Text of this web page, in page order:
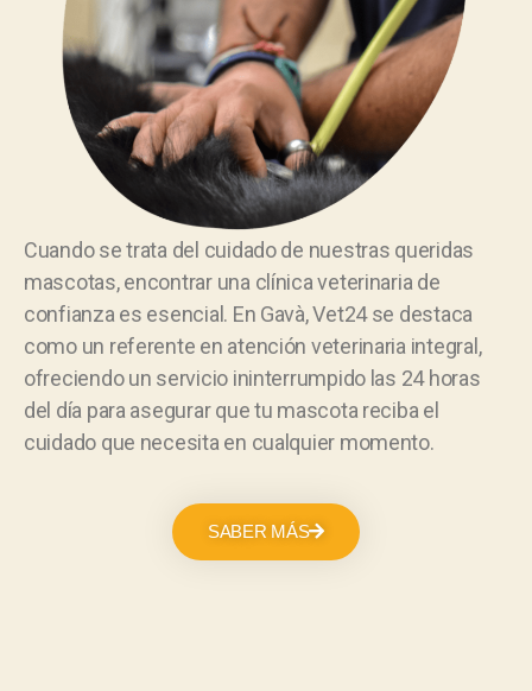
Cuando se trata del cuidado de nuestras queridas
mascotas, encontrar una clínica veterinaria de
confianza es esencial. En Gavà, Vet24 se destaca
como un referente en atención veterinaria integral,
ofreciendo un servicio ininterrumpido las 24 horas
del día para asegurar que tu mascota reciba el
cuidado que necesita en cualquier momento.
SABER MÁS